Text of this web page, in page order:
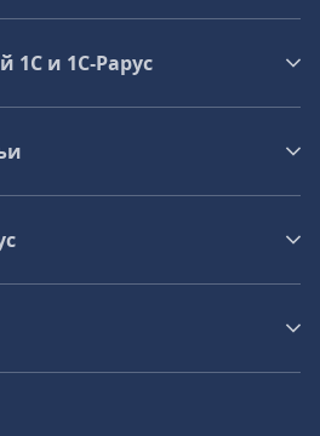
и 1С‑Рарус